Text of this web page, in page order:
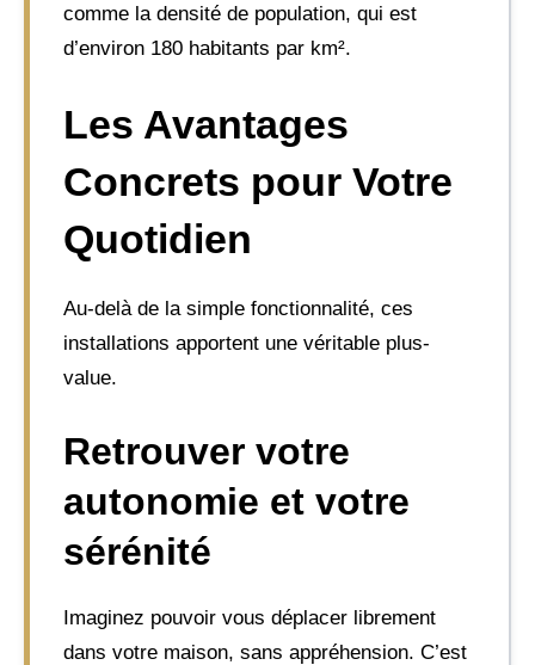
comme la densité de population, qui est
d’environ 180 habitants par km².
Les Avantages
Concrets pour Votre
Quotidien
Au-delà de la simple fonctionnalité, ces
installations apportent une véritable plus-
value.
Retrouver votre
autonomie et votre
sérénité
Imaginez pouvoir vous déplacer librement
dans votre maison, sans appréhension. C’est